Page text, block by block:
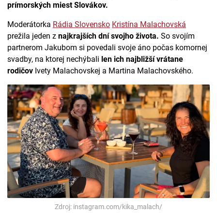
prímorských miest Slovákov.
Moderátorka Rádia Slovensko Kristína Malachovská
prežila jeden z najkrajších dní svojho života. So svojím
partnerom Jakubom si povedali svoje áno počas komornej
svadby, na ktorej nechýbali len ich najbližší vrátane
rodičov Ivety Malachovskej a Martina Malachovského.
Zdroj: instagram.com/kika_malach/